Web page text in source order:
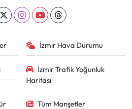
İzmir Hava Durumu
İzmir Trafik Yoğunluk
Haritası
Tüm Manşetler